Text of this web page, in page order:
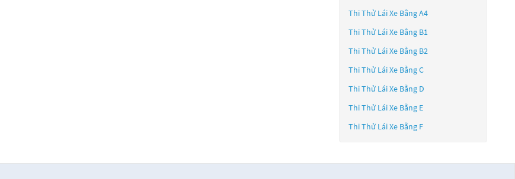
Thi Thử Lái Xe Bằng A4
Thi Thử Lái Xe Bằng B1
Thi Thử Lái Xe Bằng B2
Thi Thử Lái Xe Bằng C
Thi Thử Lái Xe Bằng D
Thi Thử Lái Xe Bằng E
Thi Thử Lái Xe Bằng F